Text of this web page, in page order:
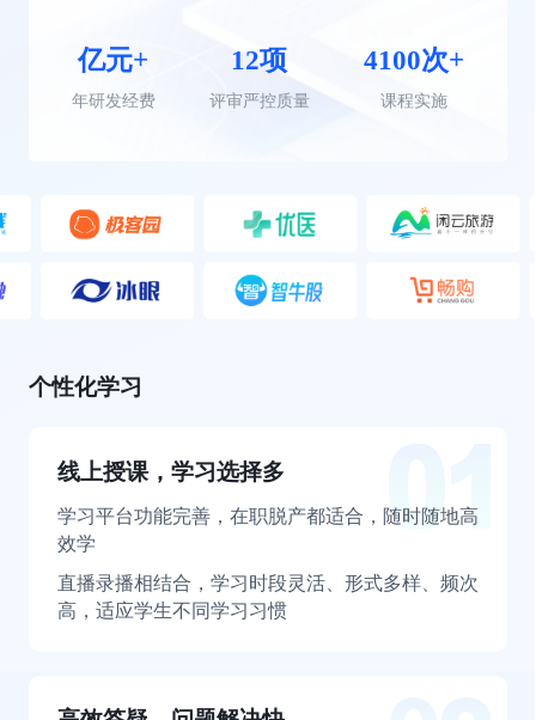
亿元+
年研发经费
12项
评审严控质量
4100次+
课程实施
个性化学习
线上授课，学习选择多
学习平台功能完善，在职脱产都适合，随时随地高
效学
直播录播相结合，学习时段灵活、形式多样、频次
高，适应学生不同学习习惯